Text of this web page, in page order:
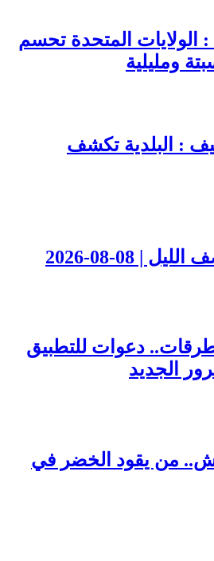
: الولايات المتحدة تحسم
ومليلية
: البلدية تكشف
| 08-08-2026
دعوات للتطبيق
الجديد
من يقود الخضر في